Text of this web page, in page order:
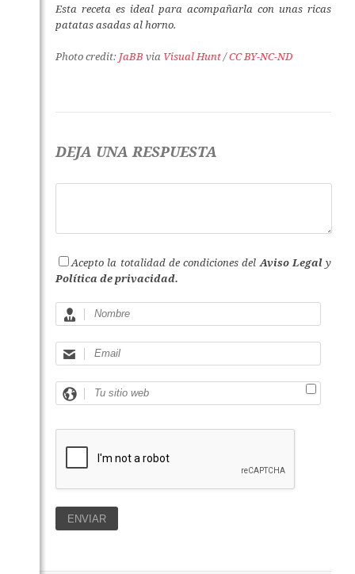
Esta receta es ideal para acompañarla con unas ricas
patatas asadas al horno.
Photo credit: JaBB via Visual Hunt/CC BY-NC-ND
DEJA UNA RESPUESTA
Acepto la totalidad de condiciones delAviso Legaly
Política de privacidad.